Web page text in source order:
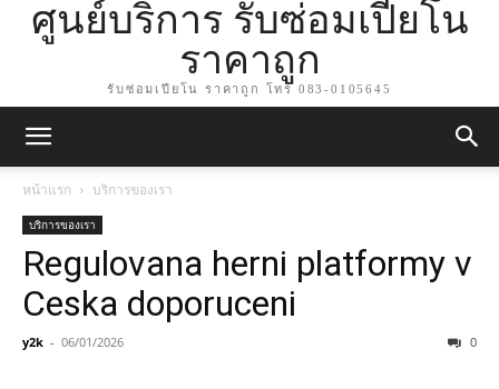
ศูนย์บริการ รับซ่อมเปียโน
ราคาถูก
รับซ่อมเปียโน ราคาถูก โทร 083-0105645
หน้าแรก บริการของเรา
บริการของเรา
Regulovana herni platformy v
Ceska doporuceni
y2k - 06/01/2026 0